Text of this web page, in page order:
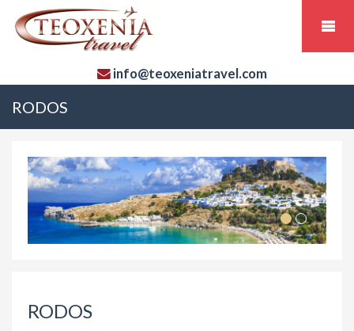
info@teoxeniatravel.com
RODOS
RODOS